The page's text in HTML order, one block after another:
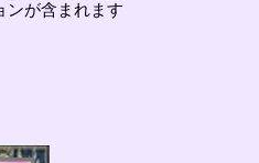
ンが含まれます